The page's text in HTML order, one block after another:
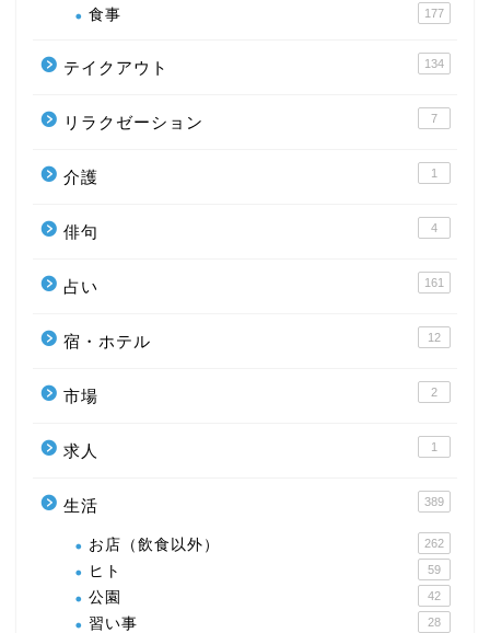
食事 177
テイクアウト 134
リラクゼーション 7
介護 1
俳句 4
占い 161
宿・ホテル 12
市場 2
求人 1
生活 389
お店（飲食以外） 262
ヒト 59
公園 42
習い事 28